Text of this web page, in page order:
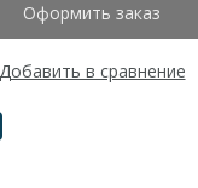
Оформить заказ
Добавить в сравнение